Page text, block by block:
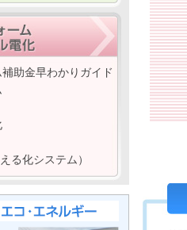
補助金早わかりガイド
る化システム）